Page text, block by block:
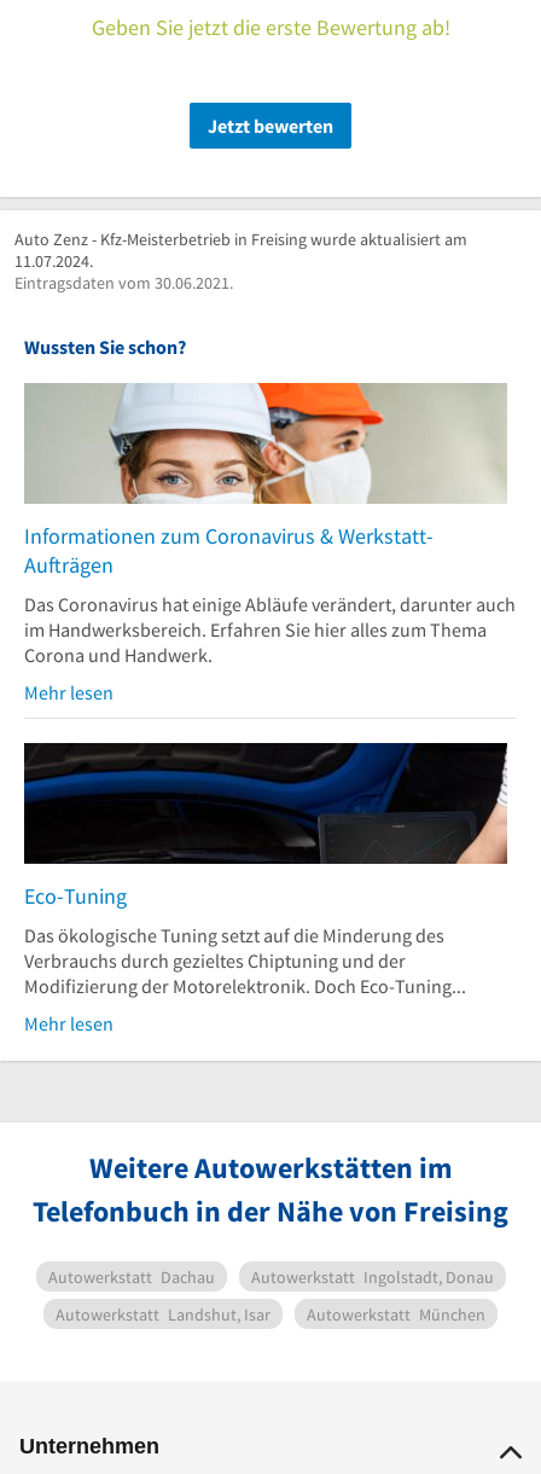
Geben Sie jetzt die erste Bewertung ab!
Jetzt bewerten
Auto Zenz - Kfz-Meisterbetrieb in Freising wurde aktualisiert am
11.07.2024.
Eintragsdaten vom 30.06.2021.
Wussten Sie schon?
Informationen zum Coronavirus & Werkstatt-
Aufträgen
Das Coronavirus hat einige Abläufe verändert, darunter auch
im Handwerksbereich. Erfahren Sie hier alles zum Thema
Corona und Handwerk.
Mehr lesen
Eco-Tuning
Das ökologische Tuning setzt auf die Minderung des
Verbrauchs durch gezieltes Chiptuning und der
Modifizierung der Motorelektronik. Doch Eco-Tuning...
Mehr lesen
Weitere Autowerkstätten im
Telefonbuch in der Nähe von Freising
Autowerkstatt Dachau Autowerkstatt Ingolstadt, Donau
Autowerkstatt Landshut, Isar Autowerkstatt München
Unternehmen